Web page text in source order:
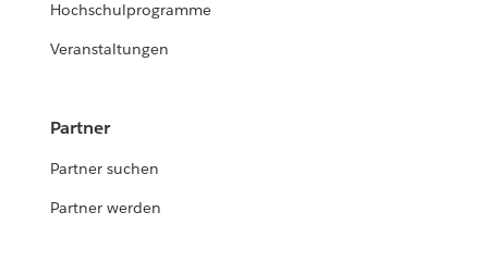
Hochschulprogramme
Veranstaltungen
Partner
Partner suchen
Partner werden